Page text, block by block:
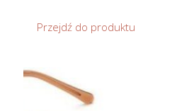
Przejdź do produktu